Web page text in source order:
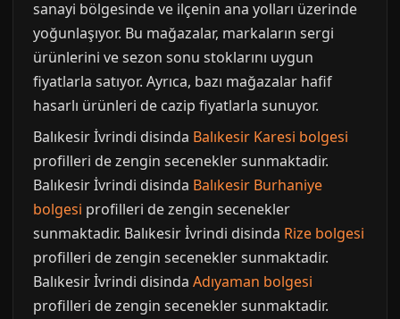
sanayi bölgesinde ve ilçenin ana yolları üzerinde
yoğunlaşıyor. Bu mağazalar, markaların sergi
ürünlerini ve sezon sonu stoklarını uygun
fiyatlarla satıyor. Ayrıca, bazı mağazalar hafif
hasarlı ürünleri de cazip fiyatlarla sunuyor.
Balıkesir İvrindi disinda Balıkesir Karesi bolgesi
profilleri de zengin secenekler sunmaktadir.
Balıkesir İvrindi disinda Balıkesir Burhaniye
bolgesi profilleri de zengin secenekler
sunmaktadir. Balıkesir İvrindi disinda Rize bolgesi
profilleri de zengin secenekler sunmaktadir.
Balıkesir İvrindi disinda Adıyaman bolgesi
profilleri de zengin secenekler sunmaktadir.